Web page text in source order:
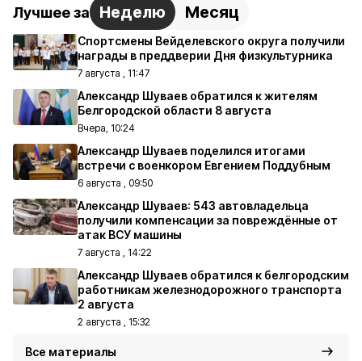
Лучшее за Неделю Месяц
Спортсмены Вейделевского округа получили
награды в преддверии Дня физкультурника
7 августа , 11:47
Александр Шуваев обратился к жителям
Белгородской области 8 августа
Вчера, 10:24
Александр Шуваев поделился итогами
встречи с военкором Евгением Поддубным
6 августа , 09:50
Александр Шуваев: 543 автовладельца
получили компенсации за повреждённые от
атак ВСУ машины
7 августа , 14:22
Александр Шуваев обратился к белгородским
работникам железнодорожного транспорта
2 августа
2 августа , 15:32
Все материалы